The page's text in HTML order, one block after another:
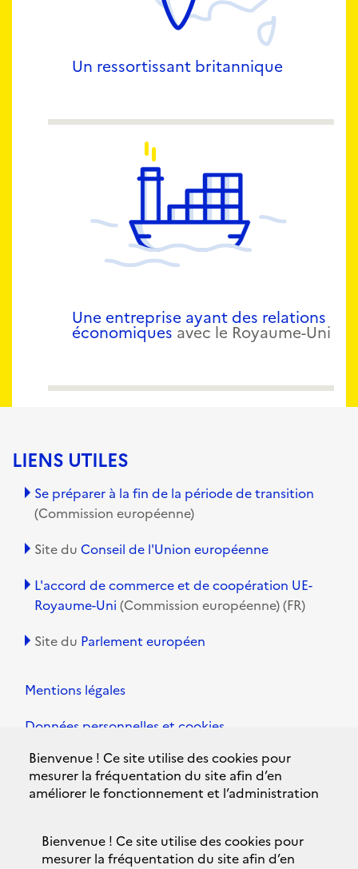
Bienvenue ! Ce site utilise des cookies pour
mesurer la fréquentation du site afin d’en
Bienvenue ! Ce site utilise des cookies pour
mesurer la fréquentation du site afin d’en
améliorer le fonctionnement et l’administration
gouvernementales et améliorer votre expérience
utilisateur, ainsi que pour vous proposer des
Un ressortissant britannique
Une entreprise ayant des relations
économiques avec le Royaume-Uni
LIENS UTILES
Se préparer à la fin de la période de transition
(Commission européenne)
Site du Conseil de l'Union européenne
L'accord de commerce et de coopération UE-
Royaume-Uni (Commission européenne) (FR)
Site du Parlement européen
Mentions légales
Données personnelles et cookies
Accessibilité
Plan du site
Contacts